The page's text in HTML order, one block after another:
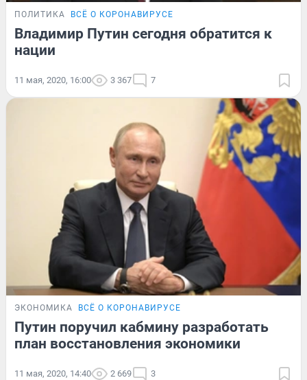
ПОЛИТИКА ВСЁ О КОРОНАВИРУСЕ
Владимир Путин сегодня обратится к
нации
11 мая, 2020, 16:00 3 367 7
ЭКОНОМИКА ВСЁ О КОРОНАВИРУСЕ
Путин поручил кабмину разработать
план восстановления экономики
11 мая, 2020, 14:40 2 669 3